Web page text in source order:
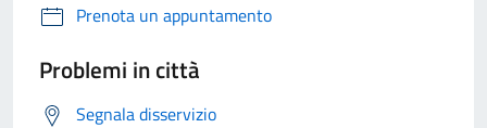
Prenota un appuntamento
Problemi in città
Segnala disservizio